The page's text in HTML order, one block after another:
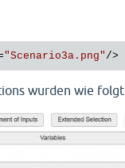
"Scenario3a.png" />
wurden wie